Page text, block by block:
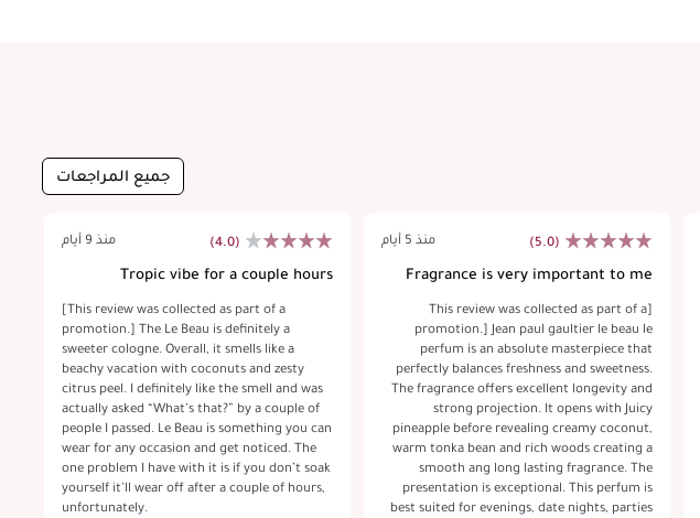
جميع المراجعات
(5.0) منذ 5 أيام
Fragrance is very important to me
[This review was collected as part of a
promotion.] Jean paul gaultier le beau le
perfum is an absolute masterpiece that
perfectly balances freshness and sweetness.
The fragrance offers excellent longevity and
strong projection. It opens with Juicy
pineapple before revealing creamy coconut,
warm tonka bean and rich woods creating a
smooth ang long lasting fragrance. The
presentation is exceptional. This perfum is
best suited for evenings, date nights, parties
(4.0) منذ 9 أيام
Tropic vibe for a couple hours
[This review was collected as part of a
promotion.] The Le Beau is definitely a
sweeter cologne. Overall, it smells like a
beachy vacation with coconuts and zesty
citrus peel. I definitely like the smell and was
actually asked “What’s that?” by a couple of
people I passed. Le Beau is something you can
wear for any occasion and get noticed. The
one problem I have with it is if you don’t soak
yourself it’ll wear off after a couple of hours,
unfortunately. ￼￼￼￼